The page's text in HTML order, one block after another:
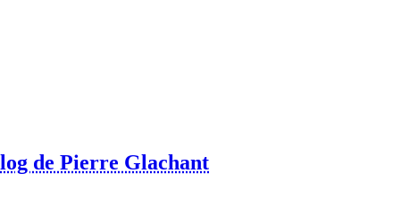
de Pierre Glachant